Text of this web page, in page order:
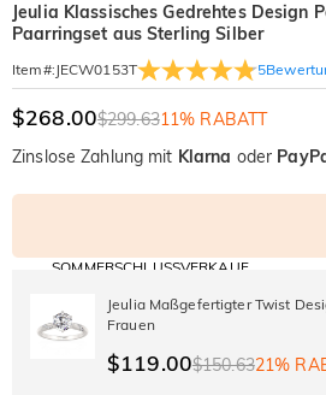
Jeulia Klassisches Gedrehtes Design
Paarringset aus Sterling Silber
Item#: JECW0153T 5
$268.00$299.6311% RABATT
Zinslose Zahlung mit Klarna oder
SOMMERSCHLUSSVERKAUF
10% RABATT
AUF ALLES
AUF DEN 2.
Jeulia Maßgefertigter Twist
Frauen
$119.00$150.6321%